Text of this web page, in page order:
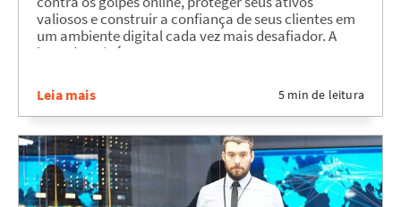
valiosos e construir a confiança de seus clientes em
um ambiente digital cada vez mais desafiador. A
hora de agir é agora....
Leia mais 5 min de leitura